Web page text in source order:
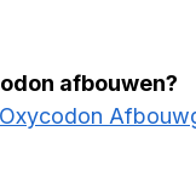
afbouwen?
Oxycodon